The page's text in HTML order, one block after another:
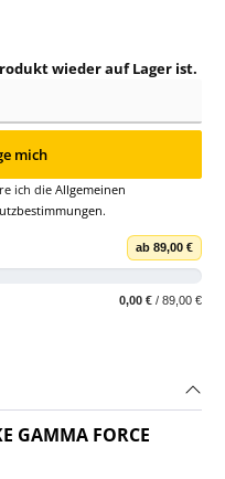
wieder auf Lager ist.
mich
ich die Allgemeinen
.
ab 89,00 €
0,00 € / 89,00 €
GAMMA FORCE